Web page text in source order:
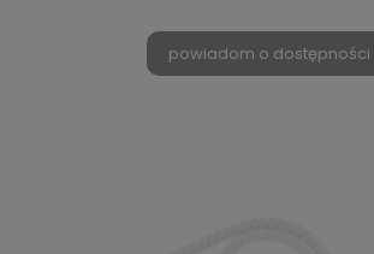
powiadom o dostępności